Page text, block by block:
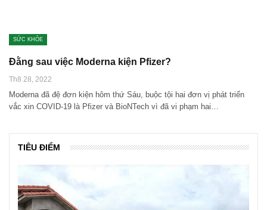
SỨC KHỎE
Đằng sau việc Moderna kiện Pfizer?
Th8 28, 2022
Moderna đã đệ đơn kiện hôm thứ Sáu, buộc tội hai đơn vị phát triển
vắc xin COVID-19 là Pfizer và BioNTech vì đã vi phạm hai…
TIÊU ĐIỂM